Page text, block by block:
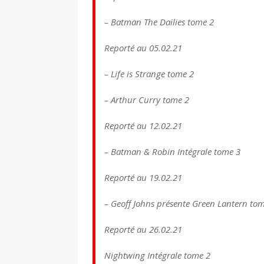
– Batman The Dailies tome 2
Reporté au 05.02.21
– Life is Strange tome 2
– Arthur Curry tome 2
Reporté au 12.02.21
– Batman & Robin Intégrale tome 3
Reporté au 19.02.21
– Geoff Johns présente Green Lantern
Reporté au 26.02.21
Nightwing Intégrale tome 2